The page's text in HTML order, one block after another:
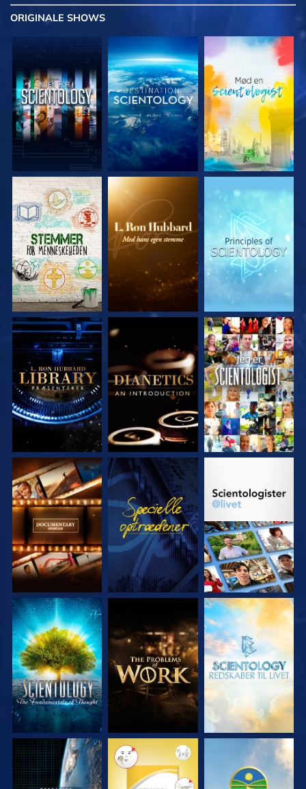
ORIGINALE SHOWS
UDFORSK SERIEN UDFORSK SERIEN UDFORSK SERIEN
UDFORSK SERIEN UDFORSK SERIEN SE
UDFORSK SERIEN SE UDFORSK SERIEN
UDFORSK SERIEN UDFORSK SERIEN UDFORSK SERIEN
SE SE SE